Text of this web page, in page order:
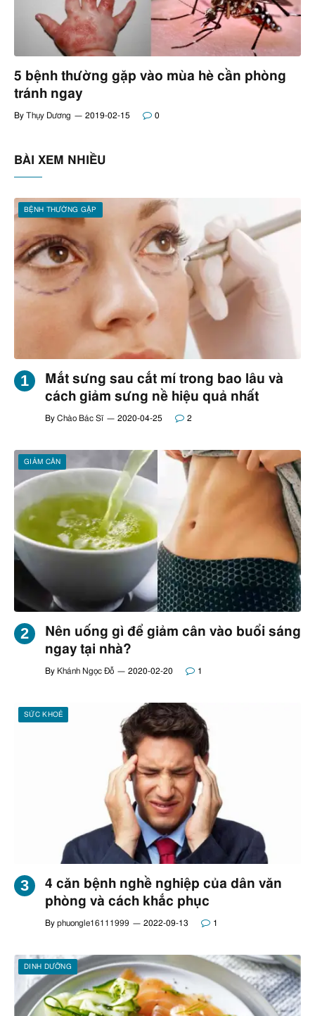
5 bệnh thường gặp vào mùa hè cần phòng
tránh ngay
By Thụy Dương 2019-02-15 0
BÀI XEM NHIỀU
BỆNH THƯỜNG GẶP
Mắt sưng sau cắt mí trong bao lâu và
cách giảm sưng nề hiệu quả nhất
By Chào Bác Sĩ 2020-04-25 2
GIẢM CÂN
Nên uống gì để giảm cân vào buổi sáng
ngay tại nhà?
By Khánh Ngọc Đỗ 2020-02-20 1
SỨC KHOẺ
4 căn bệnh nghề nghiệp của dân văn
phòng và cách khắc phục
By phuongle16111999 2022-09-13 1
DINH DƯỠNG